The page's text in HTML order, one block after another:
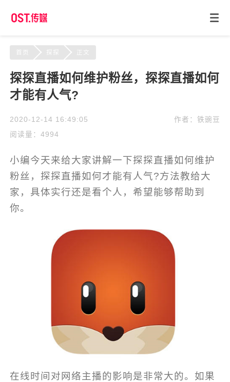
首页 探探 正文
探探直播如何维护粉丝，探探直播如何
才能有人气?
2020-12-14 16:49:05
阅读量：4994
作者：铁豌豆
小编今天来给大家讲解一下探探直播如何维护
粉丝，探探直播如何才能有人气?方法教给大
家，具体实行还是看个人，希望能够帮助到
你。
在线时间对网络主播的影响是非常大的。如果